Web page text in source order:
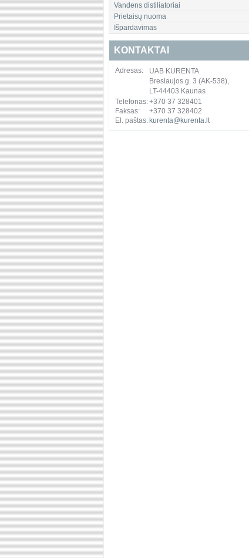
Vandens distiliatoriai
Prietaisų nuoma
Išpardavimas
KONTAKTAI
Adresas:
UAB KURENTA
Breslaujos g. 3 (AK-538),
LT-44403 Kaunas
Telefonas:+370 37 328401
Faksas:
+370 37 328402
El. paštas: kurenta@kurenta.lt